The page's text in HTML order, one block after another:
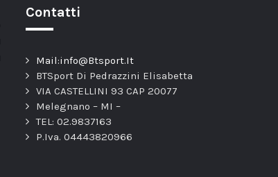
Contatti
Mail:info@Btsport.It
BTSport Di Pedrazzini Elisabetta
VIA CASTELLINI 93 CAP 20077
Melegnano – MI –
TEL: 02.9837163
P.Iva. 04443820966